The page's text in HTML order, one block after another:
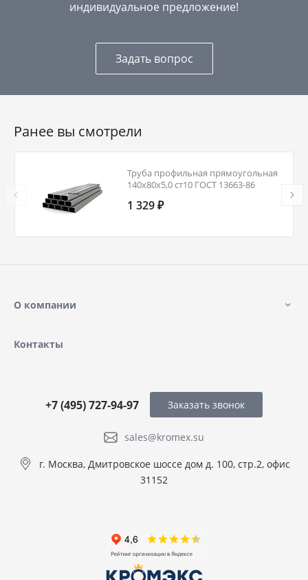
индивидуальное предложение!
Задать вопрос
Ранее вы смотрели
Труба профильная прямоугольная
140х80х5,0 ст10 ГОСТ 13663-86
1 329 ₽
О компании
Контакты
sales@kromex.su
+7 (495) 727-94-97
г. Москва, Дмитровское шоссе дом д. 100, стр.2, офис
31152
Заказать звонок